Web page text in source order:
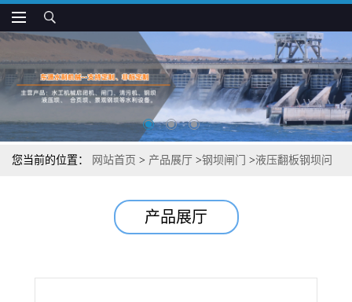
您当前的位置： 网站首页 > 产品展厅 >钢坝闸门 >液压翻板钢坝问
产品展厅